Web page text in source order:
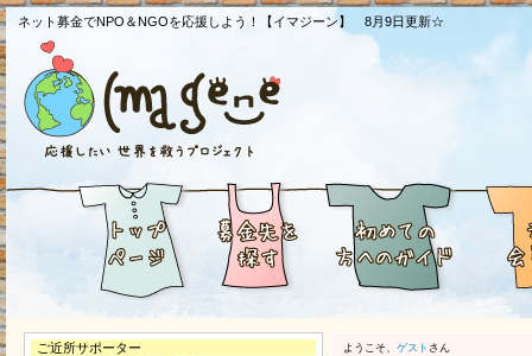
ネット募金でNPO＆NGOを応援しよう！【イマジーン】 8月9日更新☆
ご近所サポーター
ようこそ、 ゲスト さん